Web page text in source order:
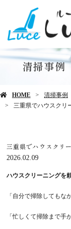
清掃事例
HOME 清掃事例
三重県でハウスクリ
三重県でハウスクリ
2026.02.09
ハウスクリーニングを
「自分で掃除してもな
「忙しくて掃除まで手